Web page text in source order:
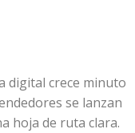
digital crece minuto
se lanzan
hoja de ruta clara.